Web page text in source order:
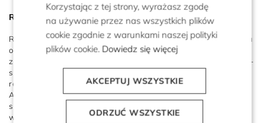
Reklamacje
Reklamacja towaru może nastąpić do 24 miesięcy od dnia
otrzymania produktu, ze względu na niezgodność towaru
z umową. Towar reklamowany należy odesłać na adres e-
sklepu. W przypadku pozytywnego rozpatrzenia
reklamacji, towar zostanie odesłany do klienta na koszt
ARYTON E-SKLEP SP. z o. o. Do reklamowanego towaru
sugerujemy dołączenie paragonu. Sugerujemy także
wypełnienie i dołączenie do wysyłanego towaru
Korzystając z tej strony, wyrażasz zgodę
na używanie przez nas wszystkich plików
cookie zgodnie z warunkami naszej polityki
plików cookie. Dowiedz się więcej
AKCEPTUJ WSZYSTKIE
ODRZUĆ WSZYSTKIE